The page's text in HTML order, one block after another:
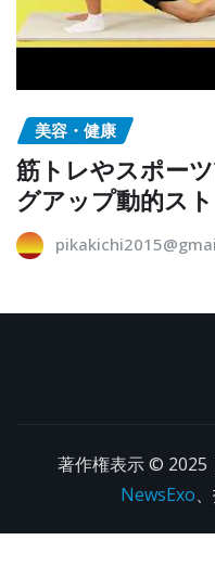
美容・健康
筋トレやスポー
グアップ動的ス
著作権表示 ©
NewsExo